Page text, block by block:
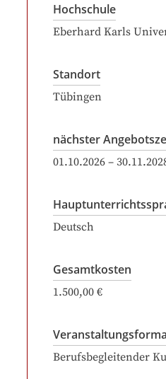
Hochschule
Eberhard Karls
Standort
Tübingen
nächster
01.10.2026 –
Deutsch
Gesamtkosten
1.500,00 €
Berufsbegleitender